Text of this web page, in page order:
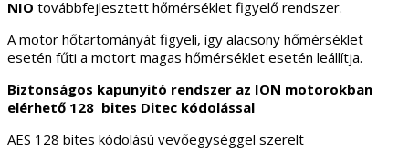
NIO továbbfejlesztett hőmérséklet figyelő rendszer.
A motor hőtartományát figyeli, így alacsony hőmérséklet
esetén fűti a motort magas hőmérséklet esetén leállítja.
Biztonságos kapunyitó rendszer az ION motorokban
elérhető 128 bites Ditec kódolással
AES 128 bites kódolású vevőegységgel szerelt